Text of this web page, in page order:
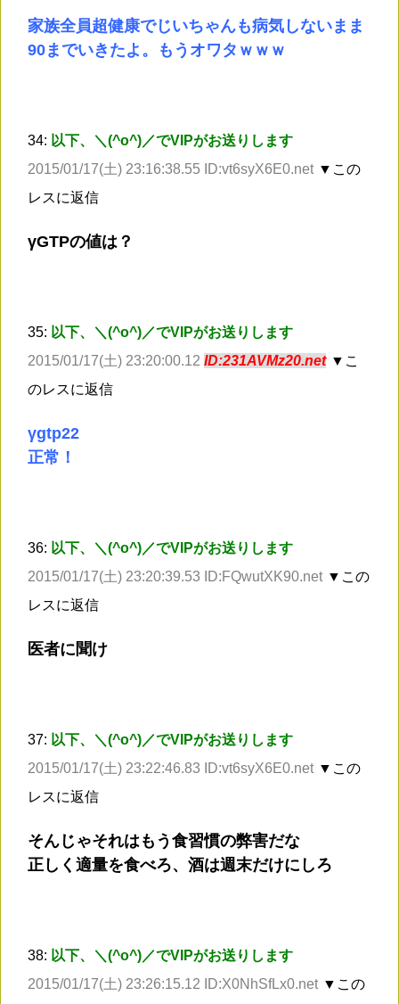
家族全員超健康でじいちゃんも病気しないまま
90までいきたよ。もうオワタｗｗｗ
34: 以下、＼(^o^)／でVIPがお送りします
2015/01/17(土) 23:16:38.55 ID:vt6syX6E0.net ▼この
レスに返信
γGTPの値は？
35: 以下、＼(^o^)／でVIPがお送りします
2015/01/17(土) 23:20:00.12 ID:231AVMz20.net ▼こ
のレスに返信
γgtp22
正常！
36: 以下、＼(^o^)／でVIPがお送りします
2015/01/17(土) 23:20:39.53 ID:FQwutXK90.net ▼この
レスに返信
医者に聞け
37: 以下、＼(^o^)／でVIPがお送りします
2015/01/17(土) 23:22:46.83 ID:vt6syX6E0.net ▼この
レスに返信
そんじゃそれはもう食習慣の弊害だな
正しく適量を食べろ、酒は週末だけにしろ
38: 以下、＼(^o^)／でVIPがお送りします
2015/01/17(土) 23:26:15.12 ID:X0NhSfLx0.net ▼この